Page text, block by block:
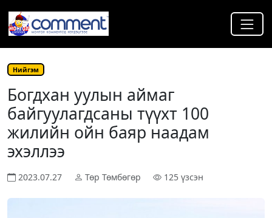
Нийгэм
Богдхан уулын аймаг
байгуулагдсаны түүхт 100
жилийн ойн баяр наадам
эхэллээ
2023.07.27 Төр Төмбөгөр 125 үзсэн